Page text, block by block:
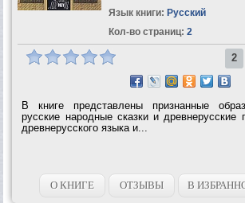
Язык книги: Русский
Кол-во страниц: 2
2
В книге представлены признанные
русские народные сказки и древнерусские
древнерусского языка и...
О КНИГЕ ОТЗЫВЫ В